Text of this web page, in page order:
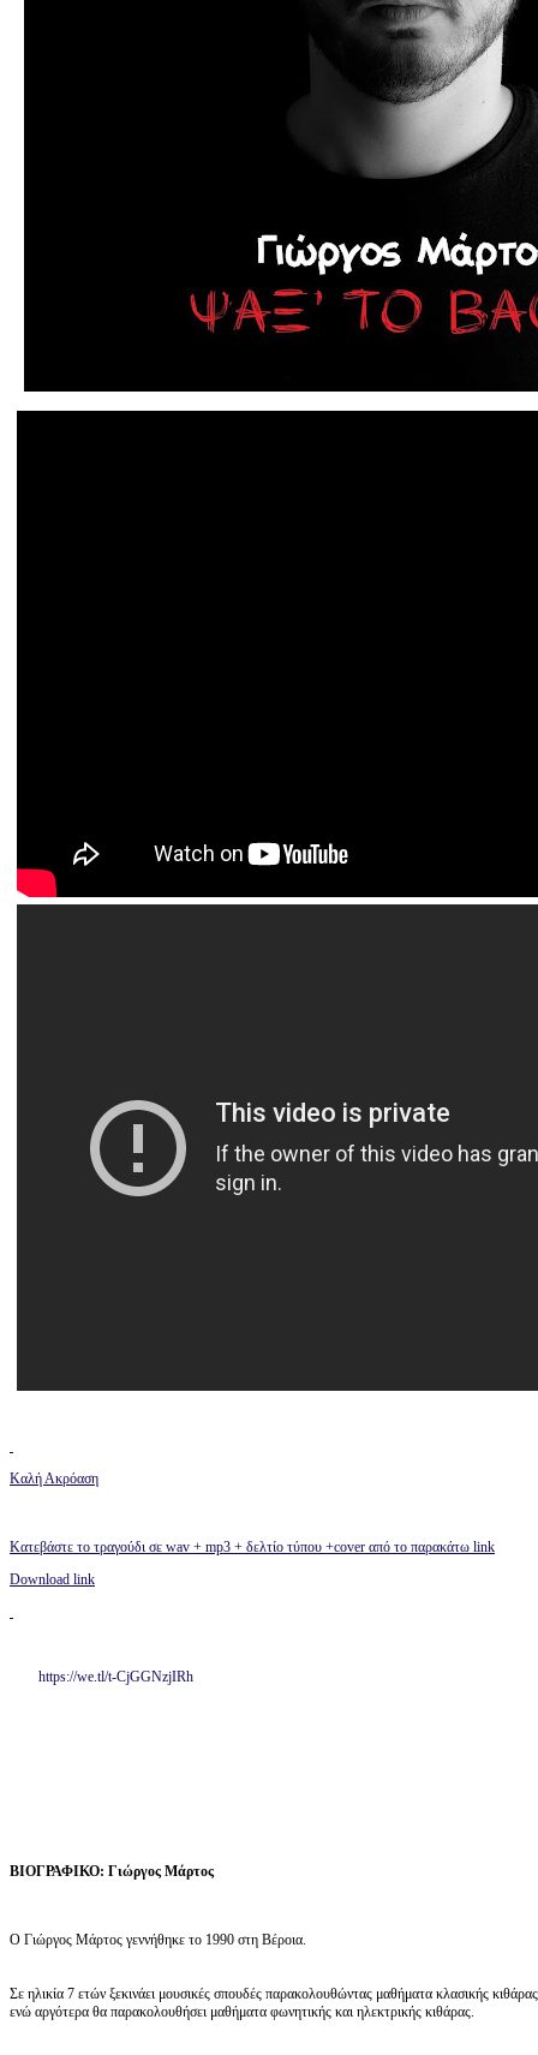
Καλή Ακρόαση
Κατεβάστε το τραγούδι σε wav + mp3 + δελτίο τύπου +cover από το παρακάτω link
Download link
https://we.tl/t-CjGGNzjIRh
ΒΙΟΓΡΑΦΙΚΟ: Γιώργος Μάρτος
Ο Γιώργος Μάρτος γεννήθηκε το 1990 στη Βέροια.
Σε ηλικία 7 ετών ξεκινάει μουσικές σπουδές παρακολουθώντας μαθήματα κλασικής
ενώ αργότερα θα παρακολουθήσει μαθήματα φωνητικής και ηλεκτρικής κιθάρας.